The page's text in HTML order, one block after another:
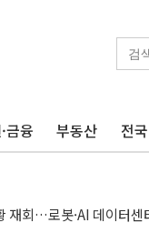
금융 부동산 전국
부분 상승… "2분기 기
재회…로봇·AI 데이터센